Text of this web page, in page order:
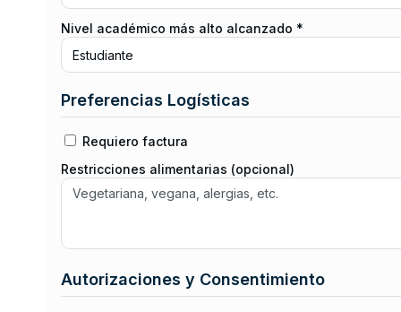
Nivel académico más alto alcanzado *
Preferencias Logísticas
Requiero factura
Restricciones alimentarias (opcional)
Autorizaciones y Consentimiento